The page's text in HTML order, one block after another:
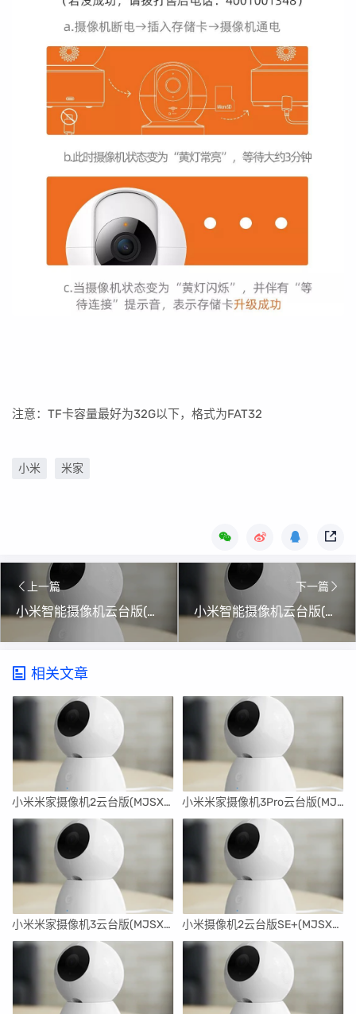
注意：TF卡容量最好为32G以下，格式为FAT32
小米 米家
上一篇
小米智能摄像机云台版(MJSXJ02CM)升级固件4.0.9_0409
下一篇
小米智能摄像机云台版(MJSXJ05CM)升级固件4.0.9_0426
相关文章
小米米家摄像机2云台版(MJSXJ17CM)刷机升级固件5.1.5_0345 小米米家摄像机3Pro云台版(MJSXJ16CM)刷机升级固件5.1.7_0388
小米米家摄像机3云台版(MJSXJ15CM)刷机升级固件5.1.7_0357 小米摄像机2云台版SE+(MJSXJ14CM)刷机升级固件5.1.2_0341